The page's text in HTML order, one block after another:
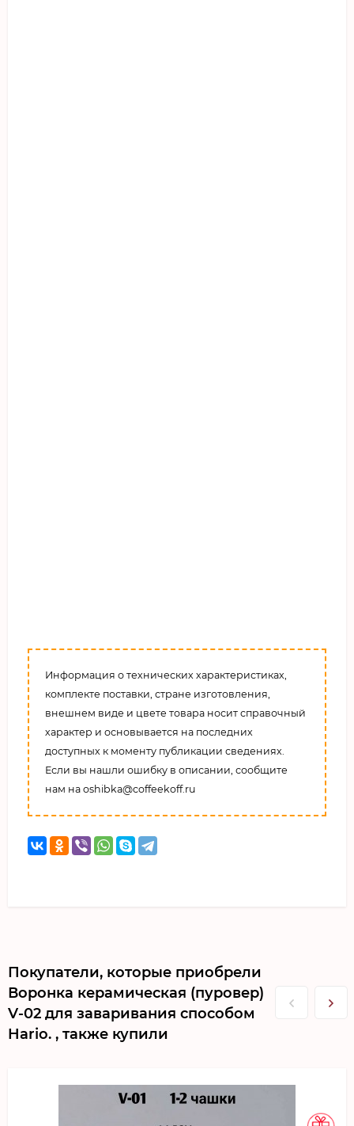
Информация о технических характеристиках,
комплекте поставки, стране изготовления,
внешнем виде и цвете товара носит справочный
характер и основывается на последних
доступных к моменту публикации сведениях.
Если вы нашли ошибку в описании, сообщите
нам на oshibka@coffeekoff.ru
Покупатели, которые приобрели
Воронка керамическая (пуровер)
V-02 для заваривания способом
Hario. , также купили